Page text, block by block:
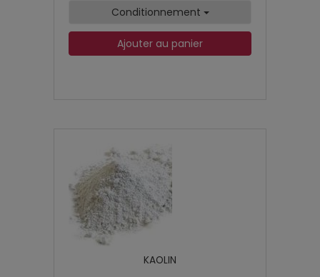
Conditionnement
Ajouter au panier
KAOLIN